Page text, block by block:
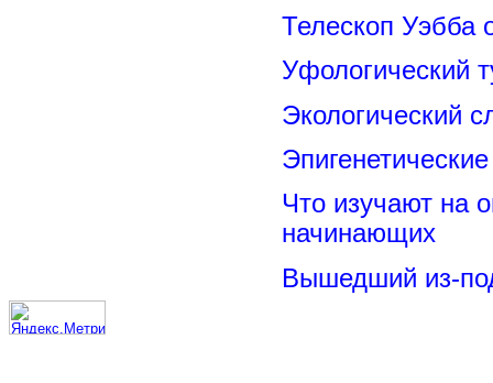
Телескоп Уэбба
Уфологический
Экологический
Что изучают на
начинающих
Вышедший из-